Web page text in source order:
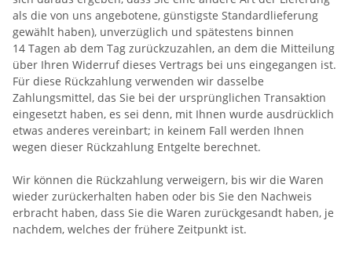
als die von uns angebotene, günstigste Standardlieferung
gewählt haben), unverzüglich und spätestens binnen
14 Tagen ab dem Tag zurückzuzahlen, an dem die Mitteilung
über Ihren Widerruf dieses Vertrags bei uns eingegangen ist.
Für diese Rückzahlung verwenden wir dasselbe
Zahlungsmittel, das Sie bei der ursprünglichen Transaktion
eingesetzt haben, es sei denn, mit Ihnen wurde ausdrücklich
etwas anderes vereinbart; in keinem Fall werden Ihnen
wegen dieser Rückzahlung Entgelte berechnet.
Wir können die Rückzahlung verweigern, bis wir die Waren
wieder zurückerhalten haben oder bis Sie den Nachweis
erbracht haben, dass Sie die Waren zurückgesandt haben, je
nachdem, welches der frühere Zeitpunkt ist.